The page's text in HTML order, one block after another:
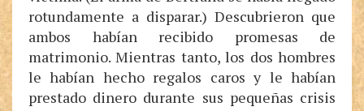
rotundamente a disparar.) Descubrieron que
ambos habían recibido promesas de
matrimonio. Mientras tanto, los dos hombres
le habían hecho regalos caros y le habían
prestado dinero durante sus pequeñas crisis